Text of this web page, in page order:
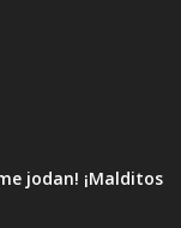
jodan! ¡Malditos